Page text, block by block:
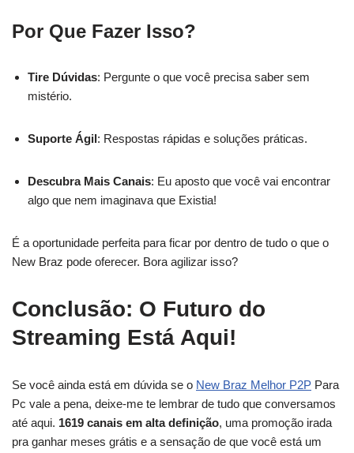
Por Que Fazer Isso?
Tire Dúvidas: Pergunte o que você precisa saber sem
mistério.
Suporte Ágil: Respostas rápidas e soluções práticas.
Descubra Mais Canais: Eu aposto que você vai encontrar
algo que nem imaginava que Existia!
É a oportunidade perfeita para ficar por dentro de tudo o que o
New Braz pode oferecer. Bora agilizar isso?
Conclusão: O Futuro do
Streaming Está Aqui!
Se você ainda está em dúvida se o New Braz Melhor P2P Para
Pc vale a pena, deixe-me te lembrar de tudo que conversamos
até aqui. 1619 canais em alta definição, uma promoção irada
pra ganhar meses grátis e a sensação de que você está um